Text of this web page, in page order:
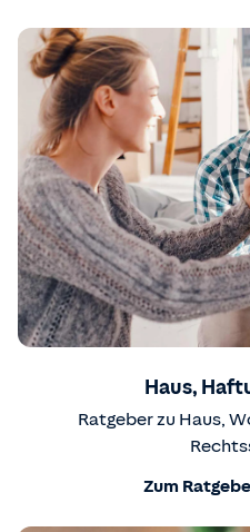
Haus,
Ratgeber zu Haus,
Zum